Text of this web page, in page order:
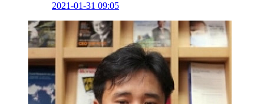
2021-01-31 09:05